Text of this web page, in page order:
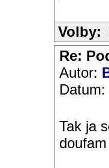
Volby:
Re:
Autor:
Tak ja